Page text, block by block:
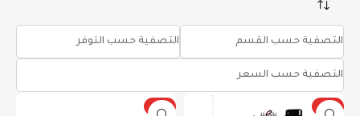
التصفية حسب القسم التصفية حسب التوفر
التصفية حسب السعر